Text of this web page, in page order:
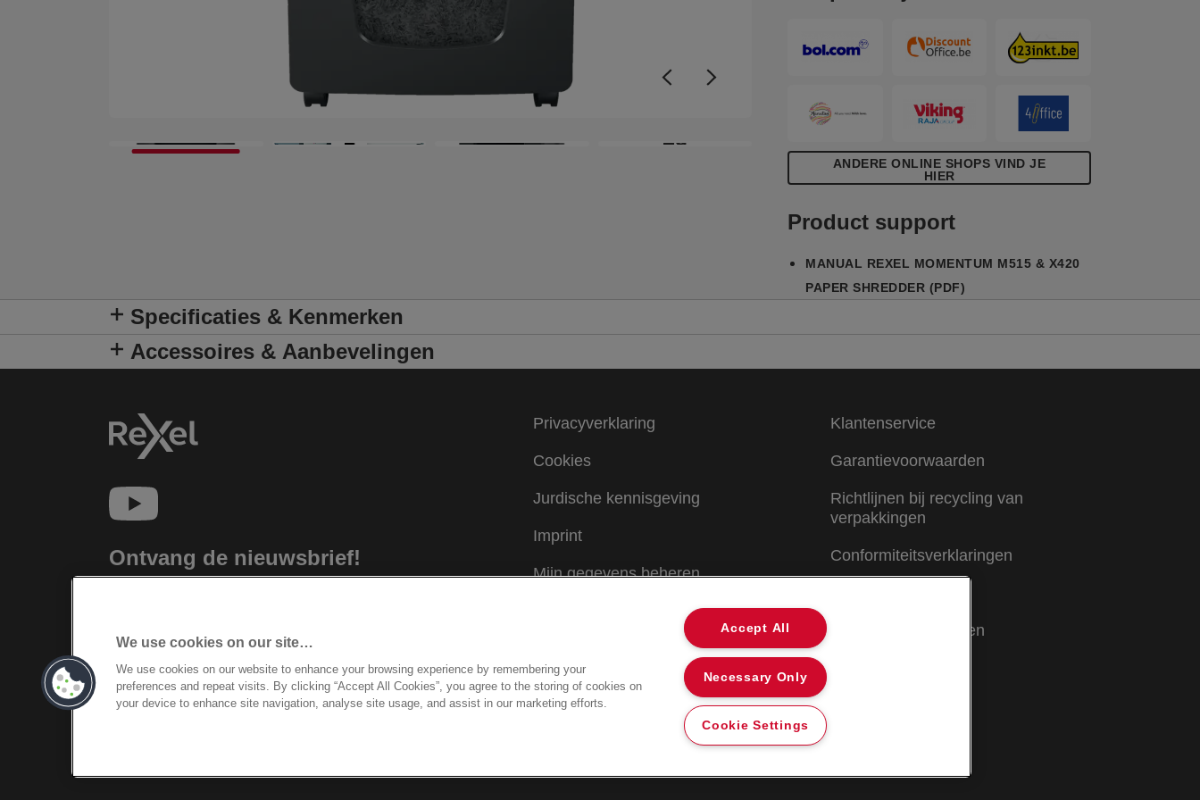
+9
een eenvoudige bediening. Een
opvangbak van 30L (275 A4 vellen).
ANDERE ONLINE SHOPS VIND JE
HIER
Product support
MANUAL REXEL MOMENTUM M515 & X420
PAPER SHREDDER (PDF)
Specificaties & Kenmerken
Accessoires & Aanbevelingen
Ontvang de nieuwsbrief!
Gemakkelijk vanuit je inbox!
INSCHRIJVEN
Privacyverklaring
Cookies
Jurdische kennisgeving
Imprint
Mijn gegevens beheren
Klantenservice
Garantievoorwaarden
Richtlijnen bij recycling van
verpakkingen
Conformiteitsverklaringen
Garantievoorwaarden
We use cookies on our site…
We use cookies on our website to enhance your browsing experience by remembering your
preferences and repeat visits. By clicking “Accept All Cookies”, you agree to the storing of cookies on
your device to enhance site navigation, analyse site usage, and assist in our marketing efforts.
Accept All
Necessary Only
Cookie Settings